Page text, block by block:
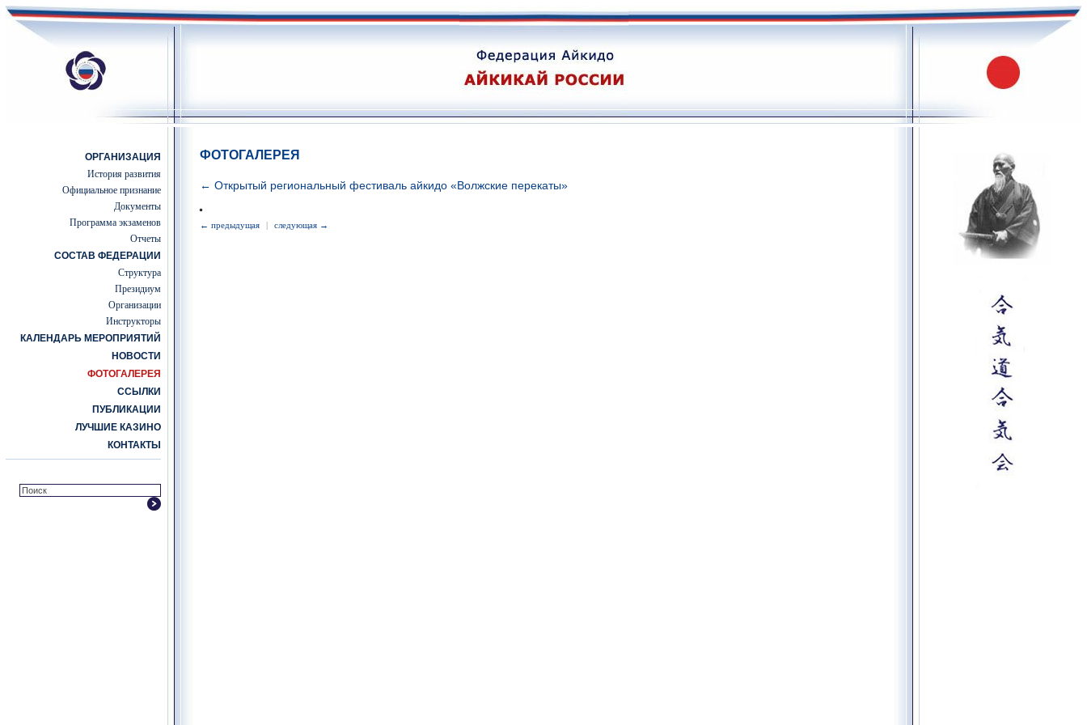
ОРГАНИЗАЦИЯ
История развития
Официальное признание
Документы
Программа экзаменов
Отчеты
СОСТАВ ФЕДЕРАЦИИ
Структура
Президиум
Организации
Инструкторы
КАЛЕНДАРЬ МЕРОПРИЯТИЙ
НОВОСТИ
ФОТОГАЛЕРЕЯ
ССЫЛКИ
ПУБЛИКАЦИИ
ЛУЧШИЕ КАЗИНО
КОНТАКТЫ
ФОТОГАЛЕРЕЯ
← Открытый региональный фестиваль айкидо «Волжские перекаты»
← предыдущая | следующая →